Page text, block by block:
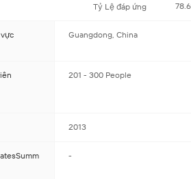
Tỷ Lệ đáp ứng
Guangdong, China
201 - 300 People
2013
-